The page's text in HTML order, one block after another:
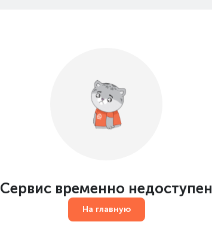
Сервис временно недоступен
На главную